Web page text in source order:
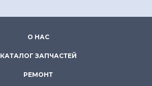
О НАС
КАТАЛОГ ЗАПЧАСТЕЙ
РЕМОНТ